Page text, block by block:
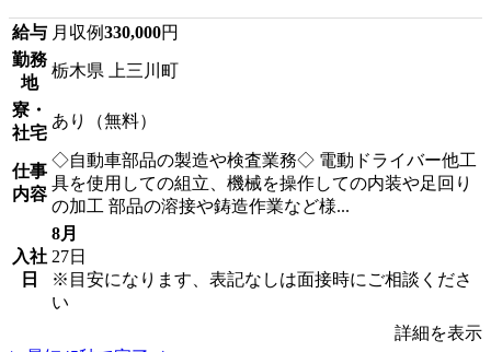
給与 月収例330,000円
勤務
地
栃木県 上三川町
寮・
社宅
あり（無料）
仕事
内容
◇自動車部品の製造や検査業務◇ 電動ドライバー他工
具を使用しての組立、機械を操作しての内装や足回り
の加工 部品の溶接や鋳造作業など様...
入社
日
8月
27日
※目安になります、表記なしは面接時にご相談くださ
い
詳細を表示